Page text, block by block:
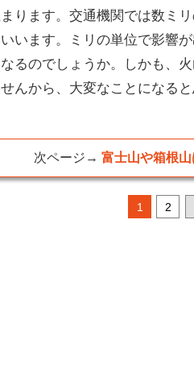
ります。交通機関では数ミ
います。ミリの単位で影響
るのでしょうか。しかも、
んから、大変なことになると
次ページ→富士山や箱根
1 2